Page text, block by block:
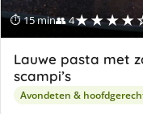
⏱ 15 min👥 4
Lauwe pasta met
scampi’s
Avondeten &